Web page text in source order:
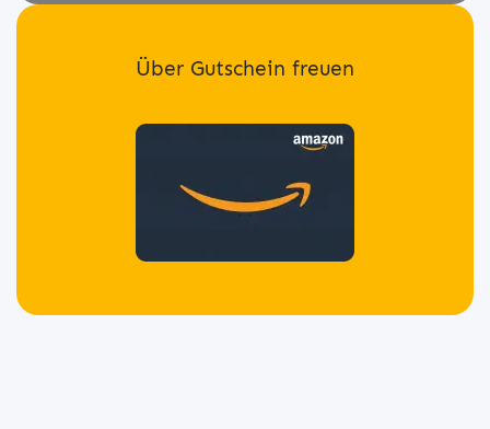
Über Gutschein freuen